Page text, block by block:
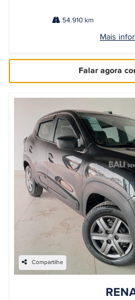
54.910 km
Mais
Falar agora
Compartilhe